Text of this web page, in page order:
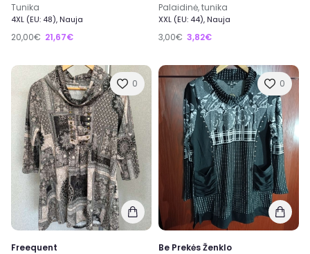
Tunika
4XL (EU: 48), Nauja
20,00€ 21,67€
Palaidinė, tunika
XXL (EU: 44), Nauja
3,00€ 3,82€
0
Freequent
0
Be Prekės Ženklo